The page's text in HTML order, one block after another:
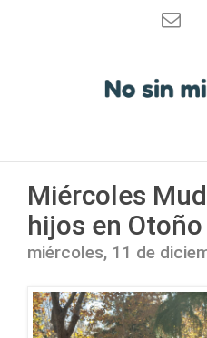
Miércoles
hijos en Otoño
miércoles, 11 de